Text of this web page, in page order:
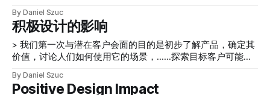
助他們的一個正在開發新產品的團隊。這是我們關於那次訂婚
的故事。 第一次會議 我們第一次與潛在客戶會面的目的是初
步了解產品，確定其價值，討論人們如何使用它的場景，觀看
概念視頻以更好地了解它是如何工作的，探索目標客戶可能是
景，然後藉此機會交流了我們如何進行用戶研究和用戶體驗設
計，展示我們之前的一些工作，描述我們對團隊和產品產生的
By Daniel Szuc
积极设计的影响
> 我们第一次与潜在客户会面的目的是初步了解产品，确定其
价值，讨论人们如何使用它的场景，……探索目标客户可能是
助他们的一个正在开发新产品的团队。这是我们关于那次订婚
的故事。 第一次会议 我们第一次与潜在客户会面的目的是初
By Daniel Szuc
Positive Design Impact